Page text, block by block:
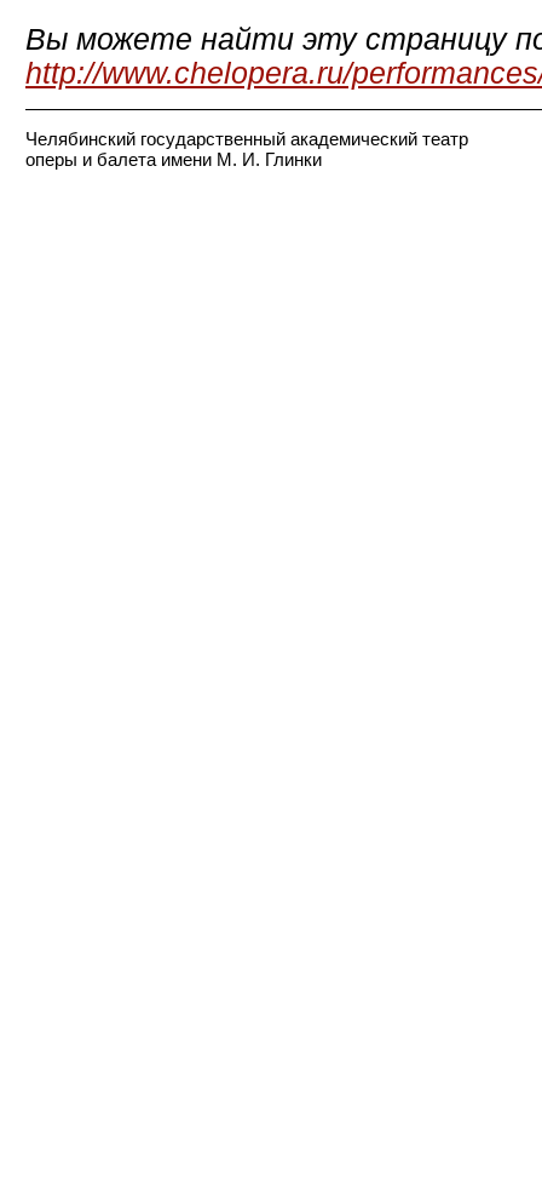
Вы можете найти эту страницу
http://www.chelopera.ru/
Челябинский государственный академический театр
оперы и балета имени М. И. Глинки